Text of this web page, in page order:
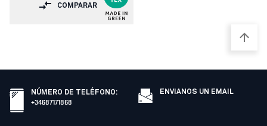
COMPARAR
NÚMERO DE TELÉFONO:
+34687171868
ENVIANOS UN EMAIL